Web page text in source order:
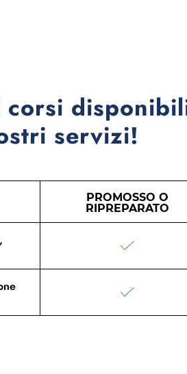
servizi!
PROMOSSO O
RIPREPARATO